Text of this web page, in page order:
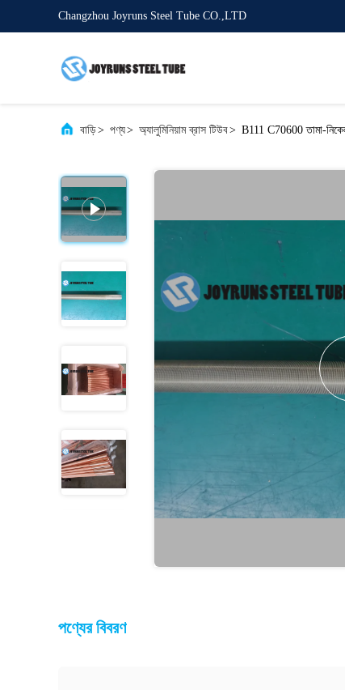
Changzhou Joyruns Steel Tube CO.,LTD
বাড়ি> পণ্য> অ্যালুমিনিয়াম ব্রাস টিউব> B111 C70600 তামা-
পণ্যের বিবরণ